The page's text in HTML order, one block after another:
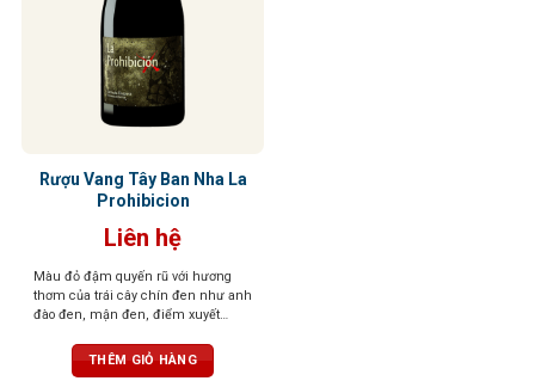
Rượu Vang Tây Ban Nha La
Prohibicion
Liên hệ
Màu đỏ đậm quyến rũ với hương
thơm của trái cây chín đen như anh
đào đen, mận đen, điểm xuyết
vị cay nhẹ. Vị rượu cân bằng, tươi
mới, sống động, giàu tannin nhưng
THÊM GIỎ HÀNG